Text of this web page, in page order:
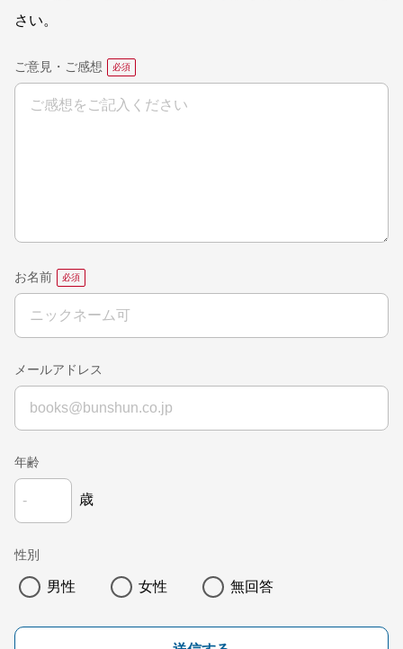
さい。
ご意見・ご感想
お名前
メールアドレス
年齢
歳
性別
男性 女性 無回答